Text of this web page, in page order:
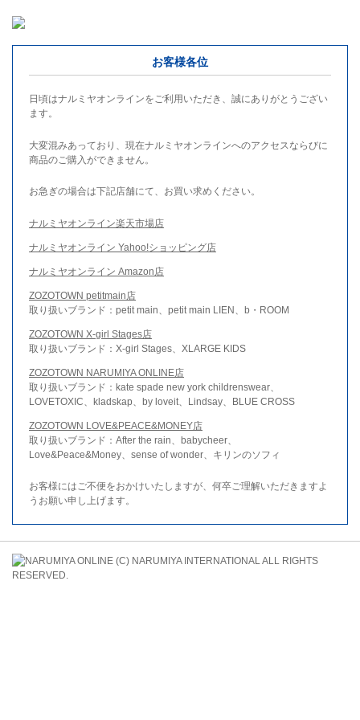
お客様各位
日頃はナルミヤオンラインをご利用いただき、誠にありがとうござい
ます。
大変混みあっており、現在ナルミヤオンラインへのアクセスならびに
商品のご購入ができません。
お急ぎの場合は下記店舗にて、お買い求めください。
ナルミヤオンライン楽天市場店
ナルミヤオンライン Yahoo!ショッピング店
ナルミヤオンライン Amazon店
ZOZOTOWN petitmain店
取り扱いブランド：petit main、petit main LIEN、b・ROOM
ZOZOTOWN X-girl Stages店
取り扱いブランド：X-girl Stages、XLARGE KIDS
ZOZOTOWN NARUMIYA ONLINE店
取り扱いブランド：kate spade new york childrenswear、
LOVETOXIC、kladskap、by loveit、Lindsay、BLUE CROSS
ZOZOTOWN LOVE&PEACE&MONEY店
取り扱いブランド：After the rain、babycheer、
Love&Peace&Money、sense of wonder、キリンのソフィ
お客様にはご不便をおかけいたしますが、何卒ご理解いただきますよ
うお願い申し上げます。